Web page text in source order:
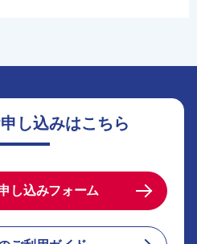
し込みはこちら
し込みフォーム